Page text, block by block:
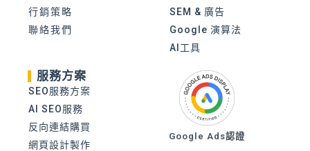
行銷策略
聯絡我們
SEM & 廣告
Google 演算法
AI工具
服務方案
SEO服務方案
AI SEO服務
反向連結購買
網頁設計製作
Google Ads認證